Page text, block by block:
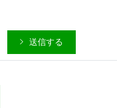
送信する